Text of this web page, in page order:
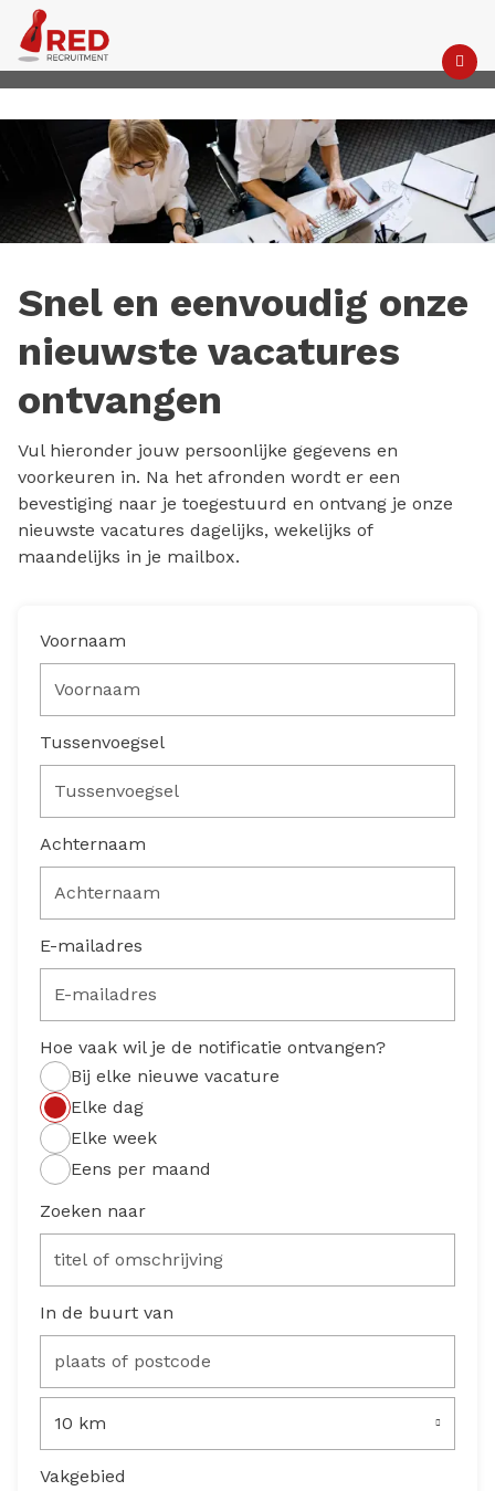
Snel en eenvoudig onze
nieuwste vacatures
ontvangen
Vul hieronder jouw persoonlijke gegevens en
voorkeuren in. Na het afronden wordt er een
bevestiging naar je toegestuurd en ontvang je onze
nieuwste vacatures dagelijks, wekelijks of
maandelijks in je mailbox.
Voornaam
Tussenvoegsel
Achternaam
E-mailadres
Hoe vaak wil je de notificatie ontvangen?
Bij elke nieuwe vacature
Elke dag
Elke week
Eens per maand
Zoeken naar
In de buurt van
10 km
Vakgebied